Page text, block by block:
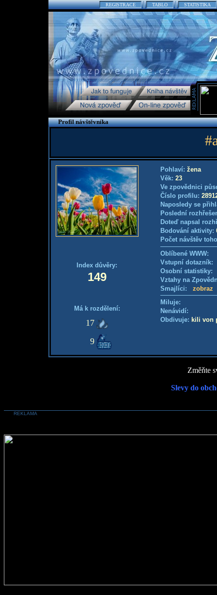
REGISTRACE TABLO STATISTIKA
Profil návštěvníka
Index důvěry:
149
Má k rozdělení:
17
9
Pohlaví: žena
Věk: 23
Ve zpovědnici
Číslo profilu:
Naposledy se
Poslední
Doteď napsal
Bodování aktivity:
Počet návštěv
Oblíbené WWW:
Vstupní
Osobní
Vztahy na
Smajlíci: zobraz
Miluje:
Nenávidí:
Obdivuje: kili von
Změňte
Slevy do
REKLAMA